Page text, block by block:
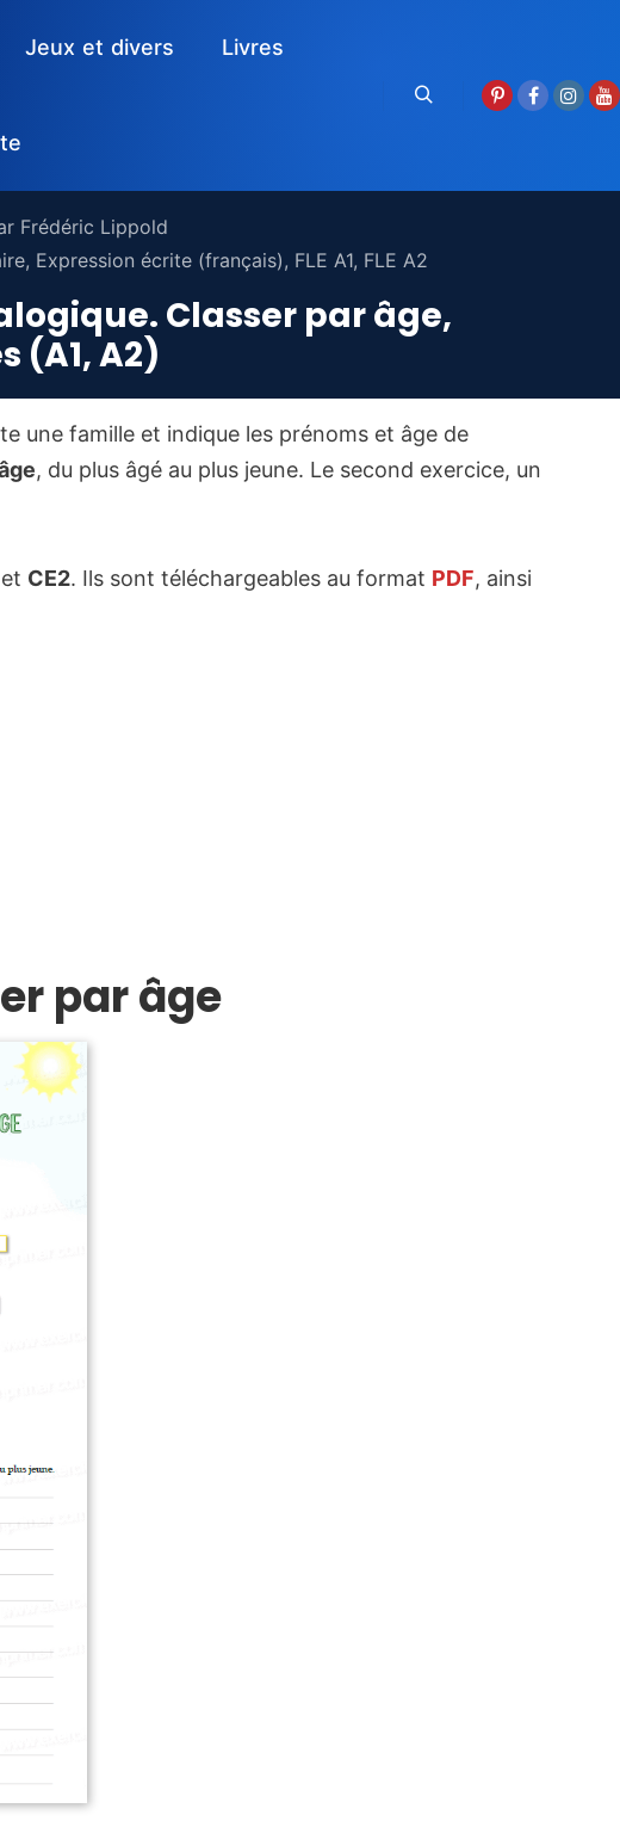
Jeux et divers Livres
Frédéric Lippold
, Expression écrite (français), FLE A1, FLE A2
Classer par âge,
(A1, A2)
une famille et indique les prénoms et âge de
, du plus âgé au plus jeune. Le second exercice, un
et CE2. Ils sont téléchargeables au format PDF, ainsi
par âge